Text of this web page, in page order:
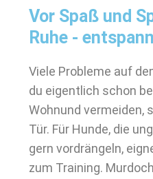
Vor Spaß und
Ruhe -
Viele Probleme auf
du eigentlich schon
Wohnund vermeiden,
Tür. Für Hunde, die
gern vordrängeln,
zum Training.